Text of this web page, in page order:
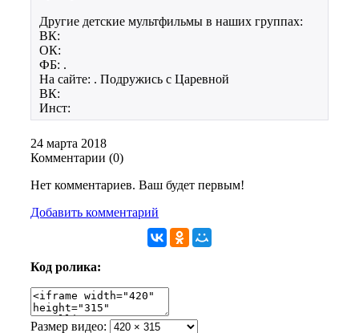
Другие детские мультфильмы в наших группах:
ВК:
ОК:
ФБ: .
На сайте: . Подружись с Царевной
ВК:
Инст:
24 марта 2018
Комментарии (0)
Нет комментариев. Ваш будет первым!
Добавить комментарий
Код ролика:
Размер видео: